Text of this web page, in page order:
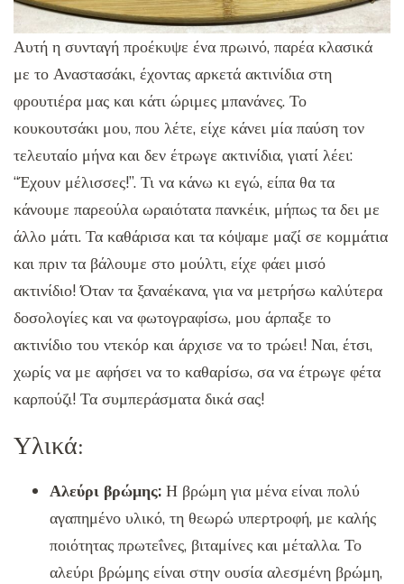
Αυτή η συνταγή προέκυψε ένα πρωινό, παρέα κλασικά
με το Αναστασάκι, έχοντας αρκετά ακτινίδια στη
φρουτιέρα μας και κάτι ώριμες μπανάνες. Το
κουκουτσάκι μου, που λέτε, είχε κάνει μία παύση τον
τελευταίο μήνα και δεν έτρωγε ακτινίδια, γιατί λέει:
“Έχουν μέλισσες!”. Τι να κάνω κι εγώ, είπα θα τα
κάνουμε παρεούλα ωραιότατα πανκέικ, μήπως τα δει με
άλλο μάτι. Τα καθάρισα και τα κόψαμε μαζί σε κομμάτια
και πριν τα βάλουμε στο μούλτι, είχε φάει μισό
ακτινίδιο! Όταν τα ξαναέκανα, για να μετρήσω καλύτερα
δοσολογίες και να φωτογραφίσω, μου άρπαξε το
ακτινίδιο του ντεκόρ και άρχισε να το τρώει! Ναι, έτσι,
χωρίς να με αφήσει να το καθαρίσω, σα να έτρωγε φέτα
καρπούζι! Τα συμπεράσματα δικά σας!
Υλικά:
Αλεύρι βρώμης: Η βρώμη για μένα είναι πολύ
αγαπημένο υλικό, τη θεωρώ υπερτροφή, με καλής
ποιότητας πρωτεΐνες, βιταμίνες και μέταλλα. Το
αλεύρι βρώμης είναι στην ουσία αλεσμένη βρώμη,